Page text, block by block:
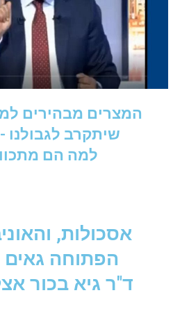
המצרים מבהירים
שיתקרב לגבולנו -
למה הם
אסכולות,
הפתוחה גאים
ד"ר גיא בכור